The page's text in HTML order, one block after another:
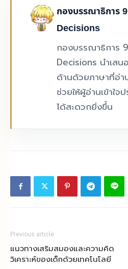
กองบรรณาธิการ
Decisions
กองบรรณาธิการ
Decisions นำเสน
ด้านด้วยภาษาที่อ่
ช่วยให้ผู้อ่านเข้าใจ
ได้สะดวกยิ่งขึ้น
Previous article
แนวทางเสริมสมองและความคิด
วิเคราะห์ของเด็กด้วยเทคโนโลยี